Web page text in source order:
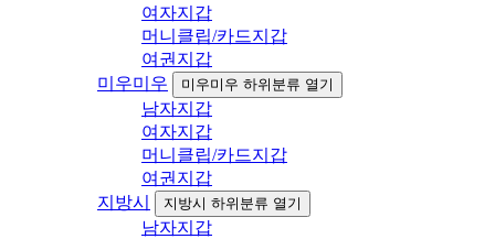
여자지갑
머니클립/카드지갑
여권지갑
미우미우
미우미우 하위분류 열기
남자지갑
여자지갑
머니클립/카드지갑
여권지갑
지방시
지방시 하위분류 열기
남자지갑